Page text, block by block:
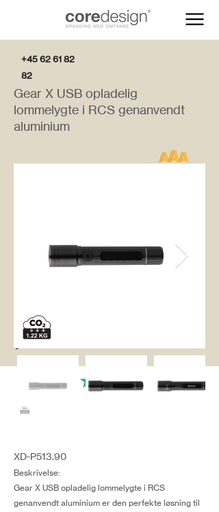
+45 62 61 82
82
salg@coredesi
Gear X USB opladelig
lommelygte i RCS genanvendt
aluminium
XD-P513.90
Beskrivelse:
Gear X USB opladelig lommelygte i RCS
genanvendt aluminium er den perfekte løsning til